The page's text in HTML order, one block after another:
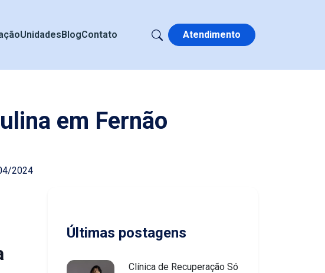
UnidadesBlogContato Atendimento
em Fernão
2024
Últimas postagens
Clínica de Recuperação Só